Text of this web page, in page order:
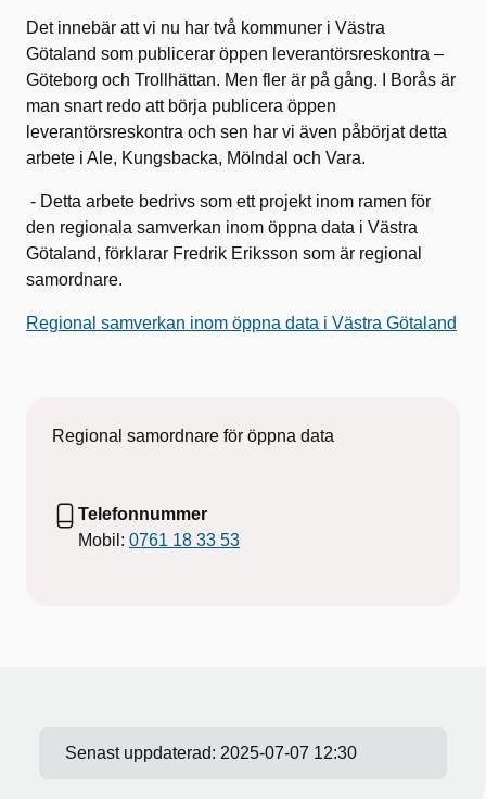
Det innebär att vi nu har två kommuner i Västra
Götaland som publicerar öppen leverantörsreskontra –
Göteborg och Trollhättan. Men fler är på gång. I Borås är
man snart redo att börja publicera öppen
leverantörsreskontra och sen har vi även påbörjat detta
arbete i Ale, Kungsbacka, Mölndal och Vara.
- Detta arbete bedrivs som ett projekt inom ramen för
den regionala samverkan inom öppna data i Västra
Götaland, förklarar Fredrik Eriksson som är regional
samordnare.
Regional samverkan inom öppna data i Västra Götaland
Regional samordnare för öppna data
Telefonnummer
Mobil: 0761 18 33 53
Senast uppdaterad: 2025-07-07 12:30